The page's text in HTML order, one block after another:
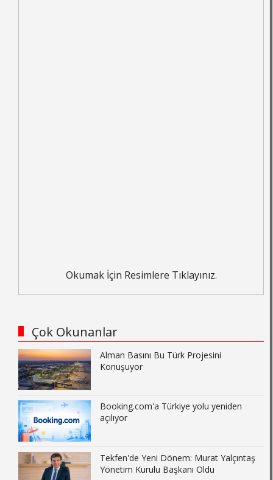
Okumak İçin Resimlere Tıklayınız.
Çok Okunanlar
Alman Basını Bu Türk Projesini
Konuşuyor
Booking.com'a Türkiye yolu yeniden
açılıyor
Tekfen'de Yeni Dönem: Murat Yalçıntaş
Yönetim Kurulu Başkanı Oldu